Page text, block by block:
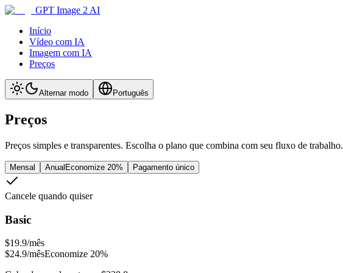
GPT Image 2 AI
Início
Vídeo com IA
Imagem com IA
Preços
Alternar modo Português
Preços
Preços simples e transparentes. Escolha o plano que combina com seu fluxo de trabalho.
Mensal Anual Economize 20% Pagamento único
Cancele quando quiser
Basic
$19.9/mês
$24.9/mêsEconomize 20%